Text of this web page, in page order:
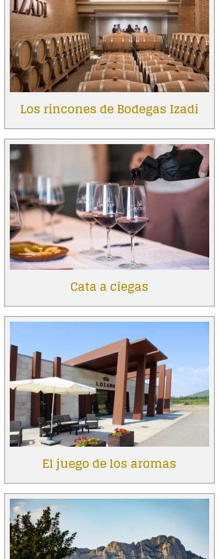
Los rincones de Bodegas Izadi
Cata a ciegas
El juego de los aromas